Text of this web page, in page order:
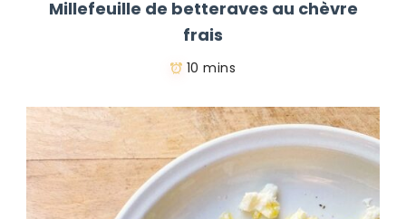
Millefeuille de betteraves au chèvre
frais
10 mins